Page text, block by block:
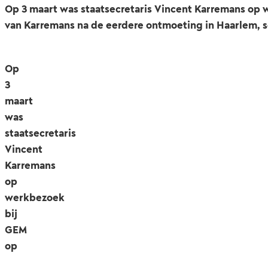
Op 3 maart was staatsecretaris Vincent Karremans
van Karremans na de eerdere ontmoeting in Haarlem,
Op
3
maart
was
staatsecretaris
Vincent
Karremans
op
werkbezoek
bij
GEM
op